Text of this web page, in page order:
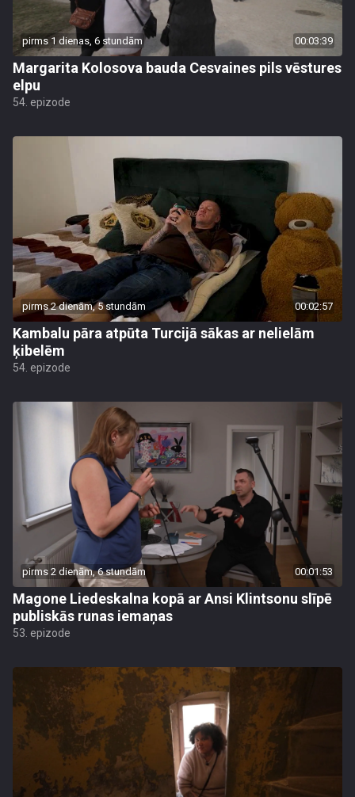
pirms 1 dienas, 6 stundām 00:03:39
Margarita Kolosova bauda Cesvaines pils vēstures
elpu
54. epizode
pirms 2 dienām, 5 stundām 00:02:57
Kambalu pāra atpūta Turcijā sākas ar nelielām
ķibelēm
54. epizode
pirms 2 dienām, 6 stundām 00:01:53
Magone Liedeskalna kopā ar Ansi Klintsonu slīpē
publiskās runas iemaņas
53. epizode